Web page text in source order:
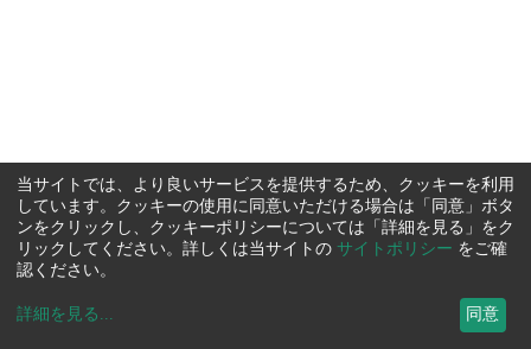
当サイトでは、より良いサービスを提供するため、クッキーを利用
しています。クッキーの使用に同意いただける場合は「同意」ボタ
ンをクリックし、クッキーポリシーについては「詳細を見る」をク
リックしてください。詳しくは当サイトの サイトポリシー をご確
認ください。
詳細を見る ... 同意